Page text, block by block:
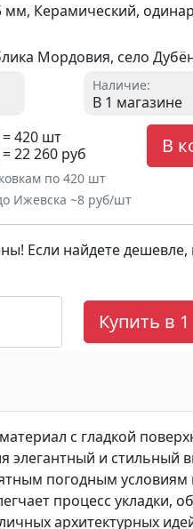
мм, Керамический,
Мордовия, село
Наличие:
В 1 магазине
= 420 шт
= 22 260 руб
В
по 420 шт
Ижевска ~8 руб/шт
Если найдете
Купить в
с гладкой
и стильный
погодным условиям
процесс укладки,
архитектурных